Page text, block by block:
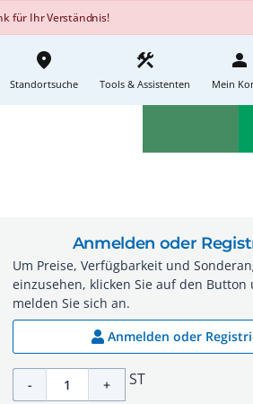
für Ihr Verständnis!
place
Standortsuche
construction
Tools & Assistenten
person
Mein
Anmelden oder
Um Preise, Verfügbarkeit und
einzusehen, klicken Sie auf den Button
melden Sie sich an.
Anmelden oder
- + ST